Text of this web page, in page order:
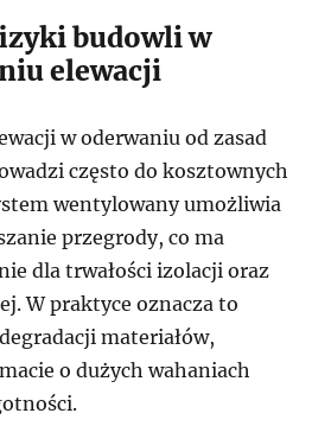
budowli w
elewacji
w oderwaniu od zasad
często do kosztownych
wentylowany umożliwia
przegrody, co ma
dla trwałości izolacji oraz
W praktyce oznacza to
materiałów,
o dużych wahaniach